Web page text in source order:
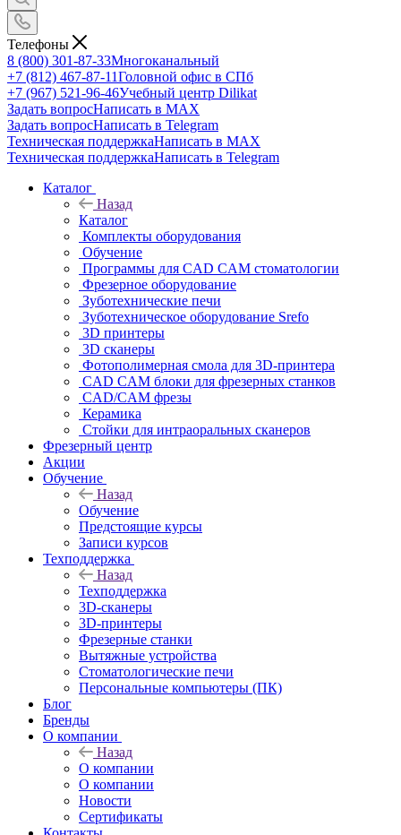
Телефоны
8 (800) 301-87-33Многоканальный
+7 (812) 467-87-11Головной офис в СПб
+7 (967) 521-96-46Учебный центр Dilikat
Задать вопросНаписать в MAX
Задать вопросНаписать в Telegram
Техническая поддержкаНаписать в MAX
Техническая поддержкаНаписать в Telegram
Каталог
Назад
Каталог
Комплекты оборудования
Обучение
Программы для CAD CAM стоматологии
Фрезерное оборудование
Зуботехнические печи
Зуботехническое оборудование Srefo
3D принтеры
3D сканеры
Фотополимерная смола для 3D-принтера
CAD CAM блоки для фрезерных станков
CAD/CAM фрезы
Керамика
Стойки для интраоральных сканеров
Фрезерный центр
Акции
Обучение
Назад
Обучение
Предстоящие курсы
Записи курсов
Техподдержка
Назад
Техподдержка
3D-сканеры
3D-принтеры
Фрезерные станки
Вытяжные устройства
Стоматологические печи
Персональные компьютеры (ПК)
Блог
Бренды
О компании
Назад
О компании
О компании
Новости
Сертификаты